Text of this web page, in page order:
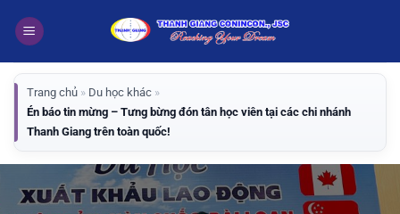
qua
dung
Trang chủ » Du học khác »
Én báo tin mừng – Tưng bừng đón tân học viên tại các chi nhánh
Thanh Giang trên toàn quốc!